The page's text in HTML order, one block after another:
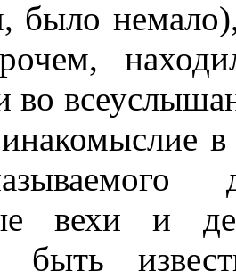
было
во
вехи и
быть